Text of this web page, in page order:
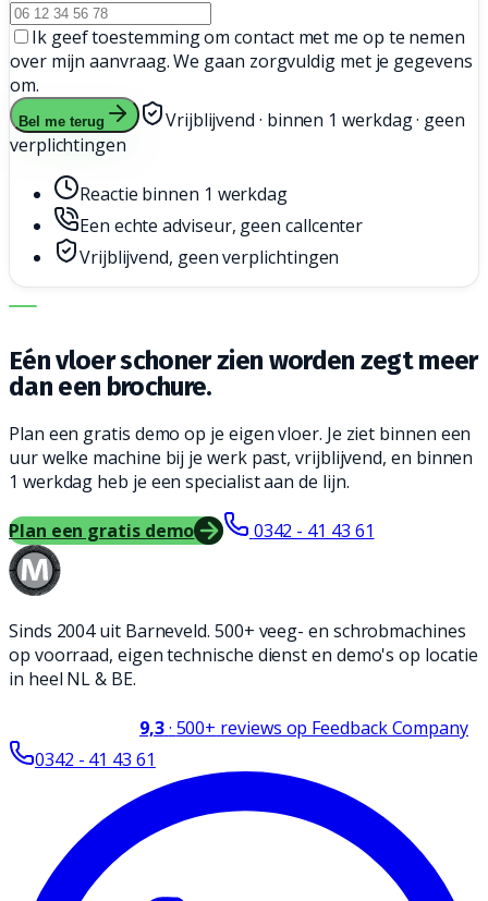
Ik geef toestemming om contact met me op te nemen
over mijn aanvraag. We gaan zorgvuldig met je gegevens
om.
Bel me terug
Vrijblijvend · binnen 1 werkdag · geen
verplichtingen
Reactie binnen 1 werkdag
Een echte adviseur, geen callcenter
Vrijblijvend, geen verplichtingen
DE JUISTE MACHINE. DE BESTE SERVICE.
Eén vloer schoner zien worden zegt meer
dan een brochure.
Plan een gratis demo op je eigen vloer. Je ziet binnen een
uur welke machine bij je werk past, vrijblijvend, en binnen
1 werkdag heb je een specialist aan de lijn.
Plan een gratis demo 0342 - 41 43 61
Sinds 2004 uit Barneveld. 500+ veeg- en schrobmachines
op voorraad, eigen technische dienst en demo's op locatie
in heel NL & BE.
9,3· 500+ reviews op Feedback Company
0342 - 41 43 61